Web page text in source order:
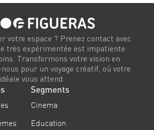
votre espace ? Prenez contact avec
très expérimentée est impatiente
Transformons votre vision en
pour un voyage créatif, où votre
vous attend.
Segments
Cinema
Education